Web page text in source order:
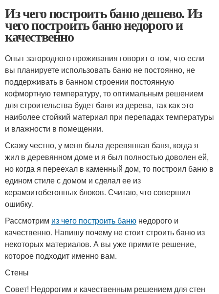
Из чего построить баню дешево. Из
чего построить баню недорого и
качественно
Опыт загородного проживания говорит о том, что если
вы планируете использовать баню не постоянно, не
поддерживать в банном строении постоянную
кофмортную температуру, то оптимальным решением
для строительства будет баня из дерева, так как это
наиболее стойкий материал при перепадах температуры
и влажности в помещении.
Скажу честно, у меня была деревянная баня, когда я
жил в деревянном доме и я был полностью доволен ей,
но когда я переехал в каменный дом, то построил баню в
едином стиле с домом и сделал ее из
керамзитобетонных блоков. Считаю, что совершил
ошибку.
Рассмотрим из чего построить баню недорого и
качественно. Напишу почему не стоит строить баню из
некоторых материалов. А вы уже примите решение,
которое подходит именно вам.
Стены
Совет! Недорогим и качественным решением для стен